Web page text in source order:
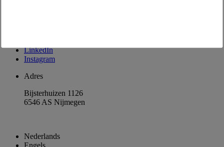
LinkedIn
Instagram
Adres
Bijsterhuizen 1126
6546 AS Nijmegen
Nederlands
Engels